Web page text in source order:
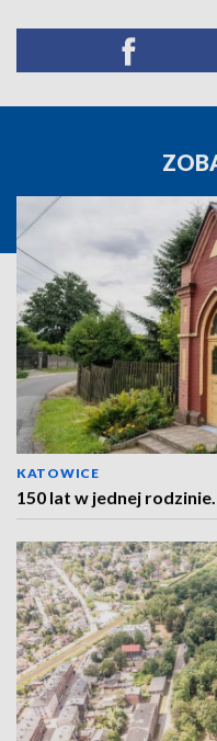
KATOWICE
150 lat w jednej